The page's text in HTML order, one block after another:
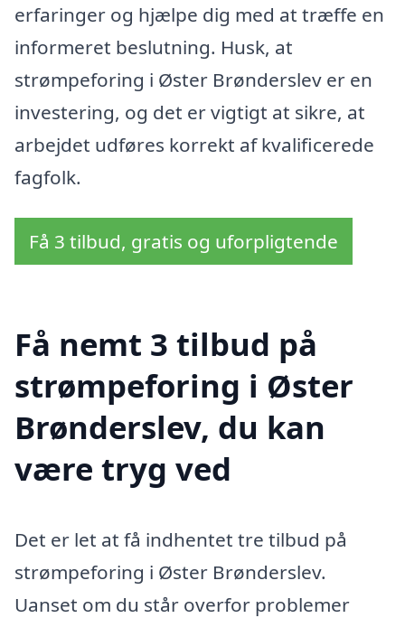
erfaringer og hjælpe dig med at træffe en
informeret beslutning. Husk, at
strømpeforing i Øster Brønderslev er en
investering, og det er vigtigt at sikre, at
arbejdet udføres korrekt af kvalificerede
fagfolk.
Få 3 tilbud, gratis og uforpligtende
Få nemt 3 tilbud på
strømpeforing i Øster
Brønderslev, du kan
være tryg ved
Det er let at få indhentet tre tilbud på
strømpeforing i Øster Brønderslev.
Uanset om du står overfor problemer